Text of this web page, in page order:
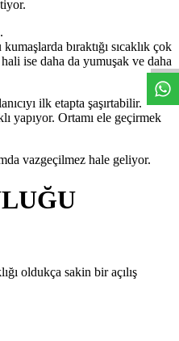
W
h
t
s
a
p
p
S
i
p
a
i
H
a
t
t
bıraktığı sıcaklık çok
ise daha da yumuşak ve daha
ilk etapta şaşırtabilir.
yapıyor. Ortamı ele geçirmek
vazgeçilmez hale geliyor.
oldukça sakin bir açılış